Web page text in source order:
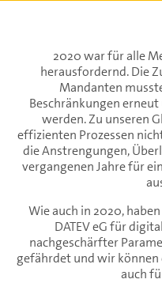
2020 war für alle
herausfordernd. Die
Mandanten
Beschränkungen
werden. Zu unseren
effizienten Prozessen
die Anstrengungen,
vergangenen Jahre für
Wie auch in 2020,
DATEV eG für
nachgeschärfter
gefährdet und wir können
auch